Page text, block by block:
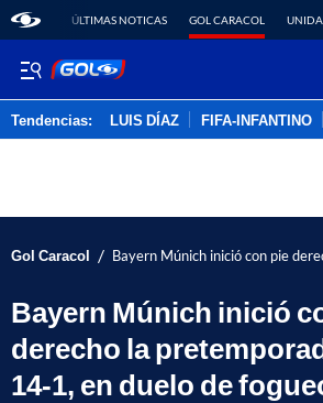
ÚLTIMAS NOTICAS GOL CARACOL
Tendencias: LUIS DÍAZ FIFA-INFANTINO
Gol Caracol / Bayern Múnich inició con pie
Bayern Múnich inició
derecho la
14-1, en duelo de